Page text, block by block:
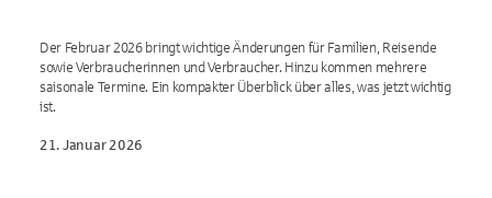
Der Februar 2026 bringt wichtige Änderungen für Familien, Reisende
sowie Verbraucherinnen und Verbraucher. Hinzu kommen mehrere
saisonale Termine. Ein kompakter Überblick über alles, was jetzt wichtig
ist.
21. Januar 2026